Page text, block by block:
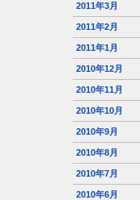
2011年3月
2011年2月
2011年1月
2010年12月
2010年11月
2010年10月
2010年9月
2010年8月
2010年7月
2010年6月